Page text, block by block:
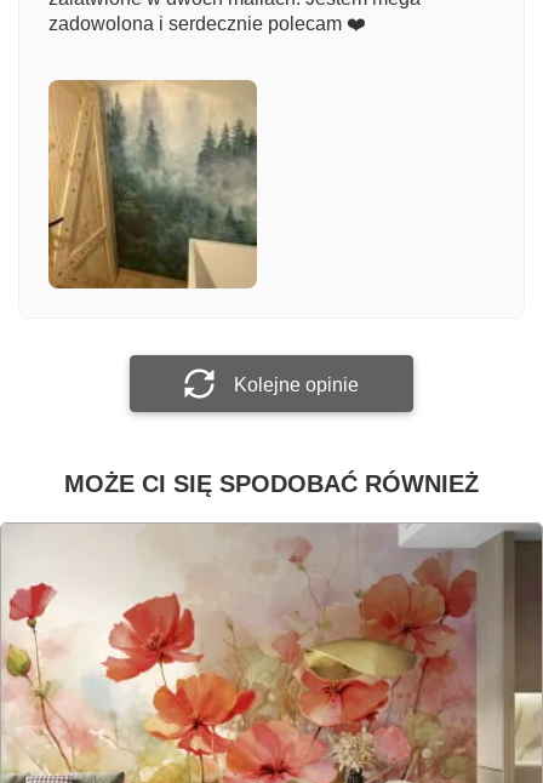
Załącz zdjęcie
zadowolona i serdecznie polecam ❤️
Kolejne opinie
MOŻE CI SIĘ SPODOBAĆ RÓWNIEŻ